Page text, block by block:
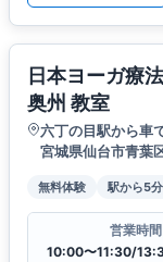
日本ヨーガ療
奥州 教室
六丁の目駅から車
宮城県仙台市青葉
無料体験 駅から5
営業時間
10:00〜11:30/